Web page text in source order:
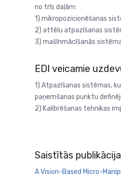
no trīs daļām:
1) mikropozicionēšanas
2) attēlu atpazīšanas
3) mašīnmācīšanās
EDI veicamie
1) Atpazīšanas sistēmas,
paņemšanas punktu
2) Kalibrēšanas tehnikas
Saistītās
A Vision-Based Micro-